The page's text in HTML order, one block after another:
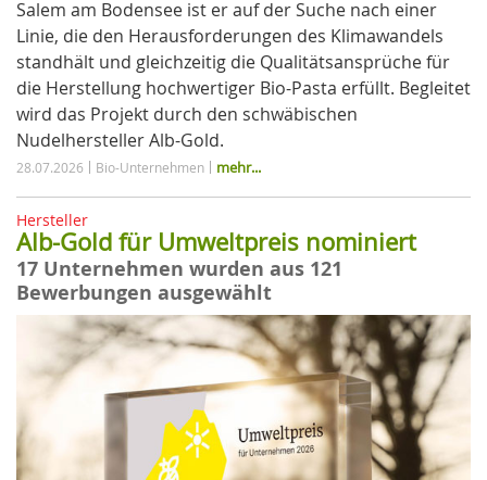
Salem am Bodensee ist er auf der Suche nach einer
Linie, die den Herausforderungen des Klimawandels
standhält und gleichzeitig die Qualitätsansprüche für
die Herstellung hochwertiger Bio-Pasta erfüllt. Begleitet
wird das Projekt durch den schwäbischen
Nudelhersteller Alb-Gold.
28.07.2026 Bio-Unternehmen mehr...
Hersteller
Alb-Gold für Umweltpreis nominiert
17 Unternehmen wurden aus 121
Bewerbungen ausgewählt